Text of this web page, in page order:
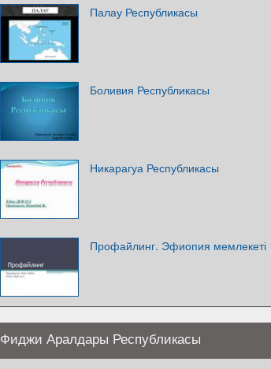
Палау Республикасы
Боливия Республикасы
Никарагуа Республикасы
Профайлинг. Эфиопия мемлекеті
Фиджи Аралдары Республикасы